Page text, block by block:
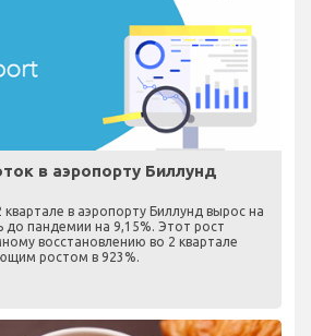
в аэропорту Биллунд
в аэропорту Биллунд вырос на
до пандемии на 9,15%. Этот рост
восстановлению во 2 квартале
ростом в 923%.